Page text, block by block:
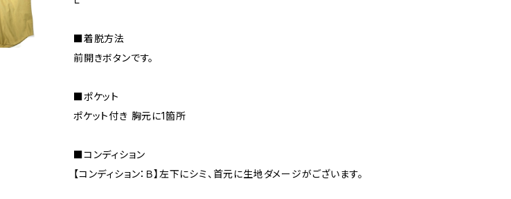
■着脱方法
前開きボタンです。
■ポケット
ポケット付き 胸元に1箇所
■コンディション
【コンディション：Ｂ】左下にシミ、首元に生地ダメージがございます。